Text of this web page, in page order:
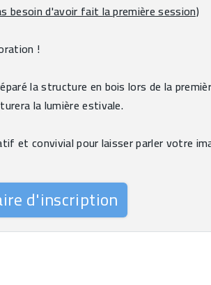
besoin d'avoir fait la première session)
!
la structure en bois lors de la
la lumière estivale.
et convivial pour laisser parler votre
d'inscription